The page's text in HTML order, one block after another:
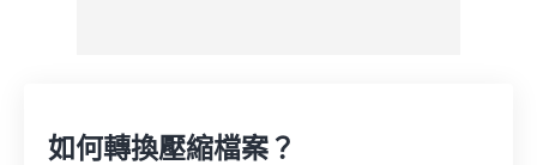
如何轉換壓縮檔案？